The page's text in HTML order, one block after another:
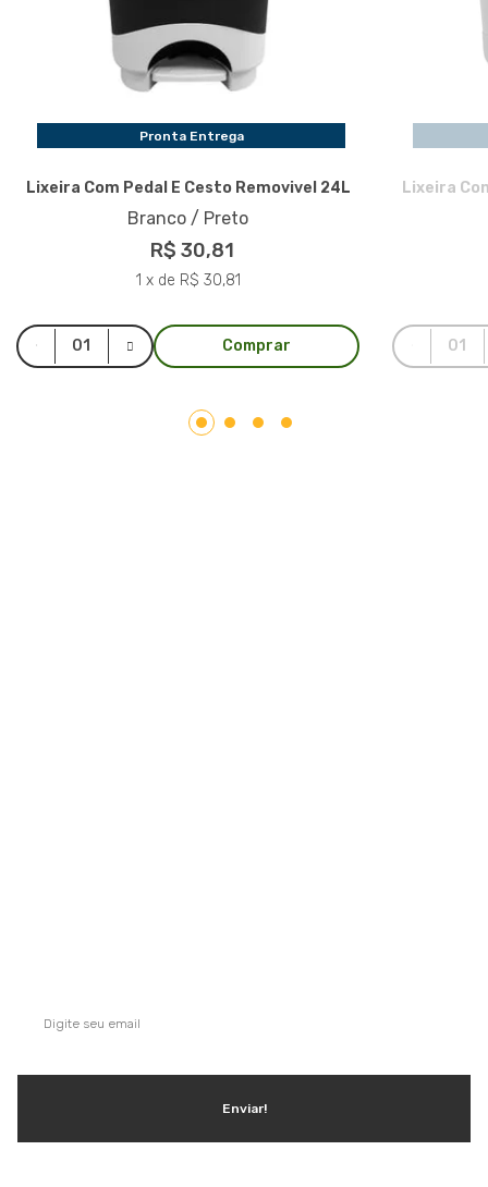
Pronta Entrega
Lixeira Com Pedal E Cesto Removivel 24L
Branco / Preto
R$ 30,81
1 x de R$ 30,81
Comprar
Lixeira
Enviar!